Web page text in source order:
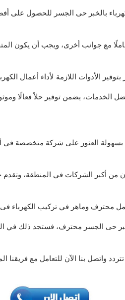
بالخبر حى الجسر للحصول على
مع جوانب أخرى، ويجب أن يكون
الأدوات اللازمة لأداء أعمال
الخدمات، يضمن توفير حلاً فعالًا
العثور على شركة متخصصة في
من أكبر الشركات في المنطقة،
محترف وماهر في تركيب الكهرباء فى
حى الجسر محترف، فستجد ذلك في
واتصل بنا الآن للتعامل مع